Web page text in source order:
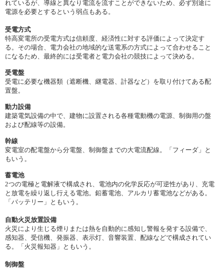
れているが、導線と異なり電流を流すことができないため、必ず別途に
電源を必要とするという弱点もある。
受電方式
特高変電所の受電方式は信頼度、経済性に対する評価によって決定す
る。その場合、電力会社の地域的な送電系の方式によって合わせること
になるため、最終的には受電者と電力会社の競技によって決める。
受電盤
受電に必要な機器類（遮断機、継電器、計器など）を取り付けてある配
置盤。
動力設備
建築電気設備の中で、建物に設置される各種電動機の電源、制御用の盤
および配線等の設備。
幹線
変電室の配電盤から分電盤、制御盤までの大電流配線。「フィーダ」と
もいう。
蓄電池
2つの電極と電解液で構成され、電池内の化学反応が可逆性があり、充電
と放電を繰り返し行える電池。鉛蓄電池、アルカリ蓄電池などがある。
「バッテリー」ともいう。
自動火災放置設備
火災により生じる煙りまたは熱を自動的に感知し警報を発する設備で、
感知器、受信機、発振器、表示灯、音響装置、配線などで構成されてい
る。「火災報知器」ともいう。
制御盤